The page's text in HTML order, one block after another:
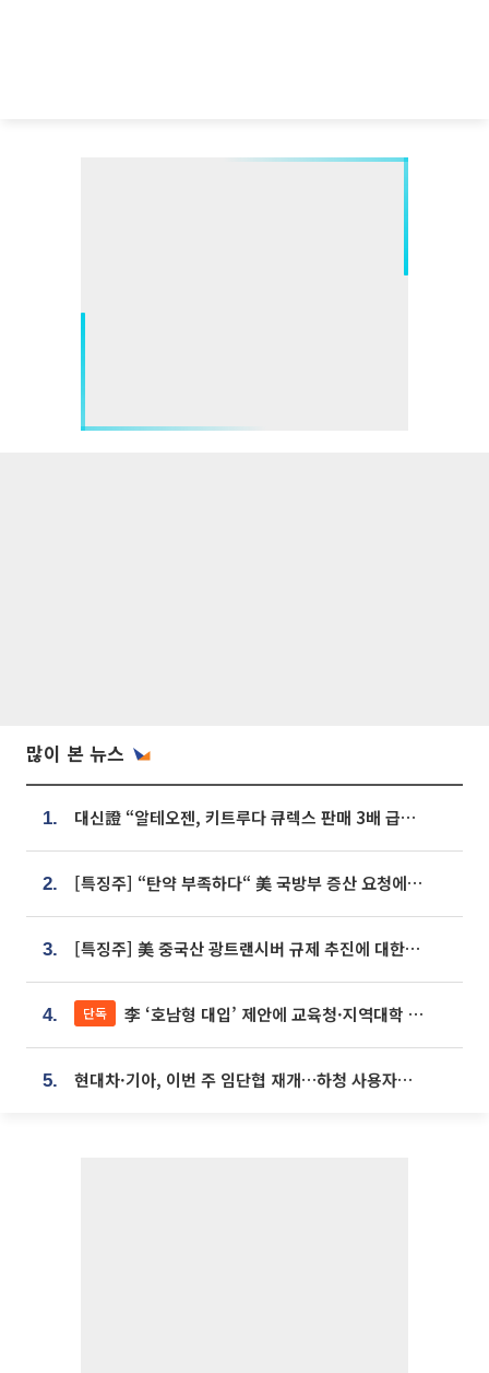
많이 본 뉴스
1. 대신證 “알테오젠, 키트루다 큐렉스 판매 3배 급증…목표가 41만원 상향”
2. [특징주] “탄약 부족하다“ 美 국방부 증산 요청에⋯국내 방산주 급등세
3. [특징주] 美 중국산 광트랜시버 규제 추진에 대한광통신 등 광통신株 강세
4. 단독 李 ‘호남형 대입’ 제안에 교육청·지역대학 서·논술형 입시 연계 '착수'
5. 현대차·기아, 이번 주 임단협 재개…하청 사용자성 재심도 ‘변수’